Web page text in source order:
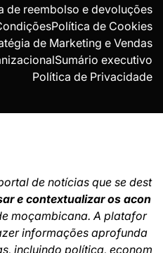
de reembolso e devoluções
Política de Cookies
de Marketing e Vendas
Sumário executivo
Política de Privacidade
de notícias que se dest
e contextualizar os acon
moçambicana. A platafor
informações aprofunda
incluindo política, econom